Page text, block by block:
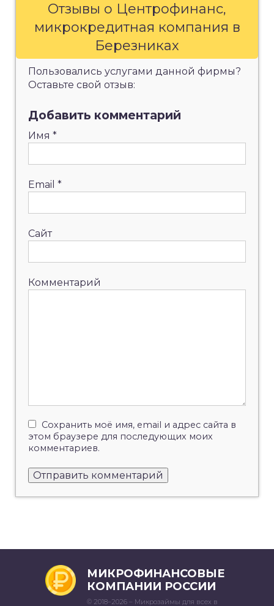
Отзывы о Центрофинанс,
микрокредитная компания в
Березниках
Пользовались услугами данной фирмы?
Оставьте свой отзыв:
Добавить комментарий
Имя *
Email *
Сайт
Комментарий
Сохранить моё имя, email и адрес сайта в
этом браузере для последующих моих
комментариев.
МИКРОФИНАНСОВЫЕ
КОМПАНИИ РОССИИ
© 2018–2026 – Микрозаймы для всех в